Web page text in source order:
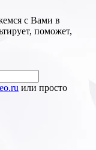
с Вами в
поможет,
или просто